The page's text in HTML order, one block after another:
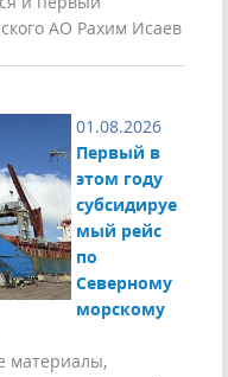
АО Рахим Исаев
01.08.2026
Первый в
этом году
субсидируе
мый рейс
по
Северному
морскому
материалы,